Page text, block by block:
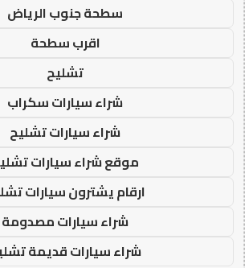
سطحة جنوب الرياض
اقرب سطحة
تشليح
شراء سيارات سكراب
شراء سيارات تشليح
موقع شراء سيارات
ارقام يشترون سيارات
شراء سيارات مصدومة
شراء سيارات قديمة